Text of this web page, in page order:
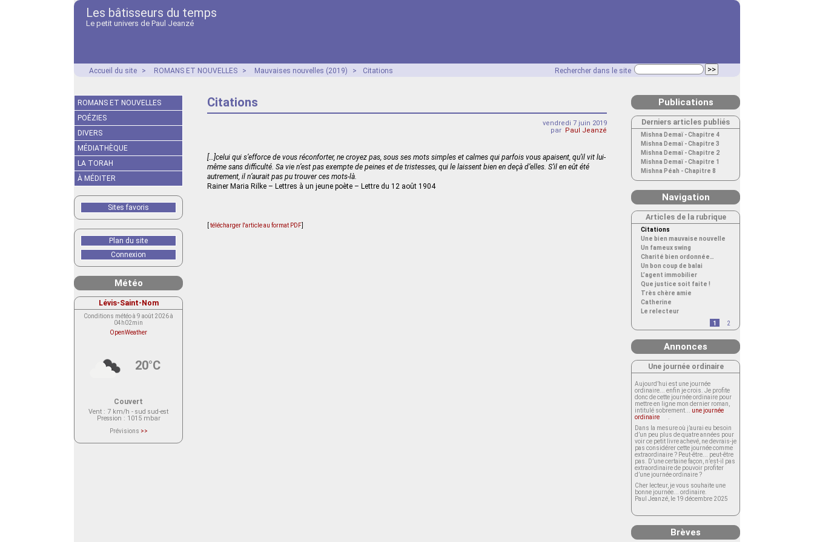
Les bâtisseurs du temps
Le petit univers de Paul Jeanzé
Rechercher dans le site
Accueil du site > ROMANS ET NOUVELLES > Mauvaises nouvelles (2019) > Citations
Citations
vendredi 7 juin 2019
par Paul Jeanzé
[…]celui qui s’efforce de vous réconforter, ne croyez pas, sous ses mots simples et calmes qui parfois vous apaisent, qu’il vit lui-
même sans difficulté. Sa vie n’est pas exempte de peines et de tristesses, qui le laissent bien en deçà d’elles. S’il en eût été
autrement, il n’aurait pas pu trouver ces mots-là.
Rainer Maria Rilke – Lettres à un jeune poète – Lettre du 12 août 1904
télécharger l'article au format PDF
ROMANS ET NOUVELLES
POÉZIES
DIVERS
MÉDIATHÈQUE
LA TORAH
À MÉDITER
Sites favoris
Plan du site
Connexion
Météo
Lévis-Saint-Nom
Conditions météo à 9 août 2026 à
04h02min
OpenWeather
20°C
Couvert
Vent : 7 km/h - sud sud-est
Pression : 1015 mbar
Prévisions >>
actuellement aucune prévision
Publications
Derniers articles publiés
Mishna Demaï - Chapitre 4
Mishna Demaï - Chapitre 3
Mishna Demaï - Chapitre 2
Mishna Demaï - Chapitre 1
Mishna Péah - Chapitre 8
Navigation
Articles de la rubrique
Citations
Une bien mauvaise nouvelle
Un fameux swing
Charité bien ordonnée…
Un bon coup de balai
L’agent immobilier
Que justice soit faite !
Très chère amie
Catherine
Le relecteur
1
2
Annonces
Une journée ordinaire
Aujourd’hui est une journée
ordinaire... enfin je crois. Je profite
donc de cette journée ordinaire pour
mettre en ligne mon dernier roman,
intitulé sobrement... une journée
ordinaire
Dans la mesure où j’aurai eu besoin
d’un peu plus de quatre années pour
voir ce petit livre achevé, ne devrais-je
pas considérer cette journée comme
extraordinaire ? Peut-être... peut-être
pas. D’une certaine façon, n’est-il pas
extraordinaire de pouvoir profiter
d’une journée ordinaire ?
Cher lecteur, je vous souhaite une
bonne journée... ordinaire.
Paul Jeanzé, le 19 décembre 2025
Brèves